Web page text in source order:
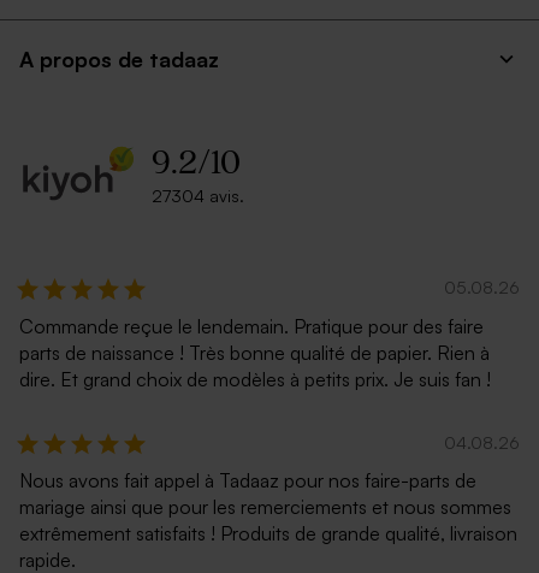
Enveloppe rectangulaire gris
argent
Enveloppe communion vert
sapin
Enveloppe communion
lavande
A propos de tadaaz
9.2/10
27304 avis.
05.08.26
Commande reçue le lendemain. Pratique pour des faire
parts de naissance ! Très bonne qualité de papier. Rien à
dire. Et grand choix de modèles à petits prix. Je suis fan !
04.08.26
Nous avons fait appel à Tadaaz pour nos faire-parts de
mariage ainsi que pour les remerciements et nous sommes
extrêmement satisfaits ! Produits de grande qualité, livraison
rapide.